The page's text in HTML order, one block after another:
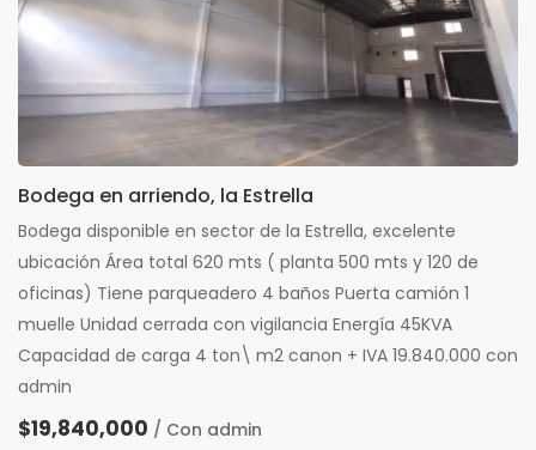
Bodega en arriendo, la Estrella
Bodega disponible en sector de la Estrella, excelente
ubicación Área total 620 mts ( planta 500 mts y 120 de
oficinas) Tiene parqueadero 4 baños Puerta camión 1
muelle Unidad cerrada con vigilancia Energía 45KVA
Capacidad de carga 4 ton\ m2 canon + IVA 19.840.000 con
admin
$19,840,000 / Con admin